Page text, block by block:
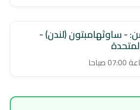
- ساوثهامبتون (لندن) -